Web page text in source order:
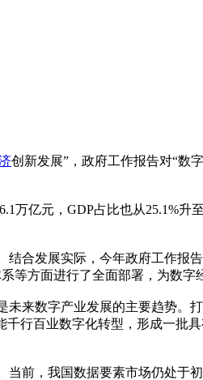
创新发展”，政府工作报告对“数
万亿元，GDP占比也从25.1%升
合发展实际，今年政府工作报
等方面进行了全面部署，为数字
来数字产业发展的主要趋势。
行百业数字化转型，形成一批
前，我国数据要素市场仍处于